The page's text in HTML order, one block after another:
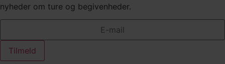
nyheder om ture og begivenheder.
Tilmeld